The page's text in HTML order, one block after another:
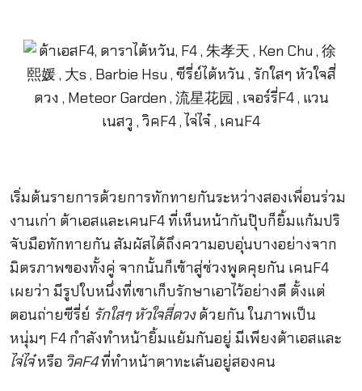
เริ่มต้นรายการด้วยการทักทายกันระหว่างสองเพื่อนร่วม
งานเก่า ต้าเอสและเคนF4 ที่เห็นหน้ากันปุ๊บก็ยิ้มแก้มปริ
จับมือทักทายกัน สัมผัสได้ถึงความอบอุ่นบางอย่างจาก
มิตรภาพของทั้งคู่ จากนั้นก็เข้าสู่ช่วงพูดคุยกัน เคนF4
เผยว่า มีรูปใบหนึ่งที่เขาเก็บรักษาเอาไว้อย่างดี ตั้งแต่
ตอนถ่ายซีรี่ย์ รักใสๆ หัวใจสี่ดวงด้วยกัน ในภาพเป็น
หนุ่มๆ F4 กำลังทำหน้ายิ้มแย้มกันอยู่ มีเพียงต้าเอสและ
ไจ่ไจ๋หรือ วิคF4ที่ทำหน้าตาทะเล้นอยู่สองคน